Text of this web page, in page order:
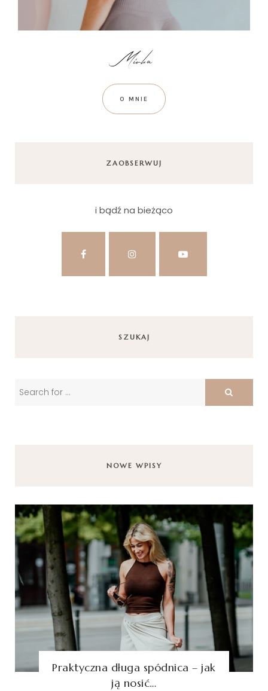
O MNIE
ZAOBSERWUJ
i bądź na bieżąco
SZUKAJ
NOWE WPISY
Praktyczna długa spódnica – jak
ją nosić…